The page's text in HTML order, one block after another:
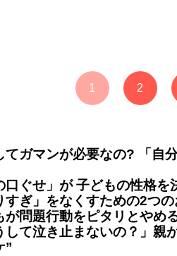
1 2
てガマンが必要なの? 「自
口ぐせ」が 子どもの性格を
すぎ」をなくすための2つの
が問題行動をピタリとやめ
して泣き止まないの？」親
”